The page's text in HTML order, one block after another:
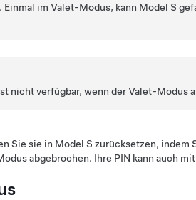
im Valet-Modus, kann Model S
nicht verfügbar, wenn der Valet-Modus
Sie sie in Model S zurücksetzen, indem
abgebrochen. Ihre PIN kann auch